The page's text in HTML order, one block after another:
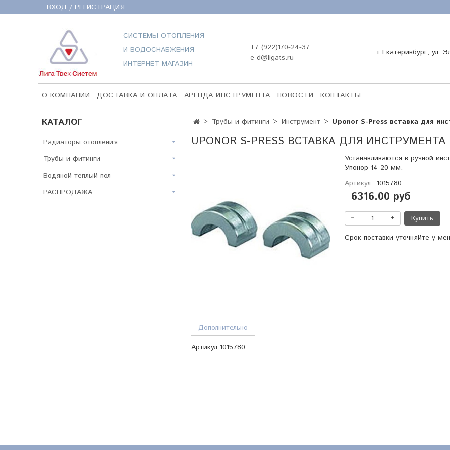
ВХОД / РЕГИСТРАЦИЯ
СИСТЕМЫ ОТОПЛЕНИЯ
И ВОДОСНАБЖЕНИЯ
ИНТЕРНЕТ-МАГАЗИН
+7 (922)170-24-37
e-d@ligats.ru
г.Екатеринбург, ул.
О КОМПАНИИ ДОСТАВКА И ОПЛАТА АРЕНДА ИНСТРУМЕНТА НОВОСТИ КОНТАКТЫ
Трубы и фитинги Инструмент Uponor S-Press вставка для
UPONOR S-PRESS ВСТАВКА ДЛЯ
Устанавливаются в ручной
Упонор 14-20 мм.
Артикул: 1015780
6316.00 руб
Купить
Срок поставки уточняйте у
Дополнительно
Артикул 1015780
КАТАЛОГ
Радиаторы отопления
Трубы и фитинги
Водяной теплый пол
РАСПРОДАЖА